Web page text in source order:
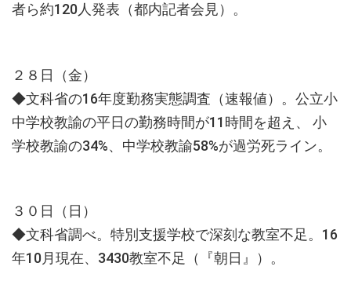
者ら約120人発表（都内記者会見）。
２８日（金）
◆文科省の16年度勤務実態調査（速報値）。公立小
中学校教諭の平日の勤務時間が11時間を超え、 小
学校教諭の34%、中学校教諭58%が過労死ライン。
３０日（日）
◆文科省調べ。特別支援学校で深刻な教室不足。16
年10月現在、3430教室不足（『朝日』）。